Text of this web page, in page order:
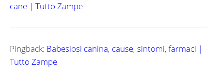
cane | Tutto Zampe
Pingback: Babesiosi canina, cause, sintomi, farmaci |
Tutto Zampe